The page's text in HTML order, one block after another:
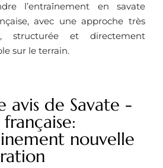
l’entraînement en savate
avec une approche très
structurée et directement
sur le terrain.
avis de Savate -
nouvelle